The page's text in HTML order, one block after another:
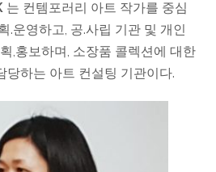
는 컨템포러리 아트 작가를 중심
.운영하고, 공.사립 기관 및 개인
,홍보하며, 소장품 콜렉션에 대한
당하는 아트 컨설팅 기관이다.